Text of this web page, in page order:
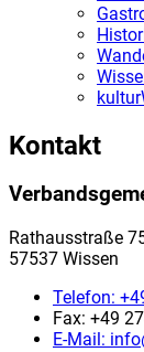
Kontakt
Rathausstraße
57537 Wissen
Telefon:
Fax: +49
E-Mail: